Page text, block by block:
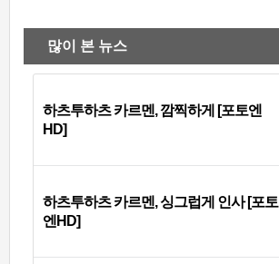
많이 본 뉴스
하츠투하츠 카르멘, 깜찍하게 [포토엔
HD]
하츠투하츠 카르멘, 싱그럽게 인사 [포토
엔HD]